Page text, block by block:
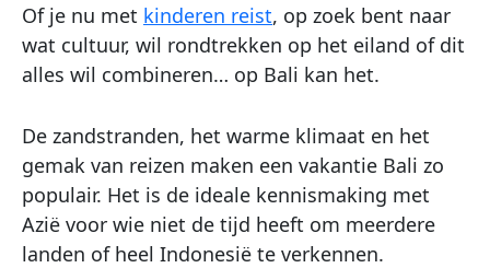
Of je nu met kinderen reist, op zoek bent naar
wat cultuur, wil rondtrekken op het eiland of dit
alles wil combineren… op Bali kan het.
De zandstranden, het warme klimaat en het
gemak van reizen maken een vakantie Bali zo
populair. Het is de ideale kennismaking met
Azië voor wie niet de tijd heeft om meerdere
landen of heel Indonesië te verkennen.